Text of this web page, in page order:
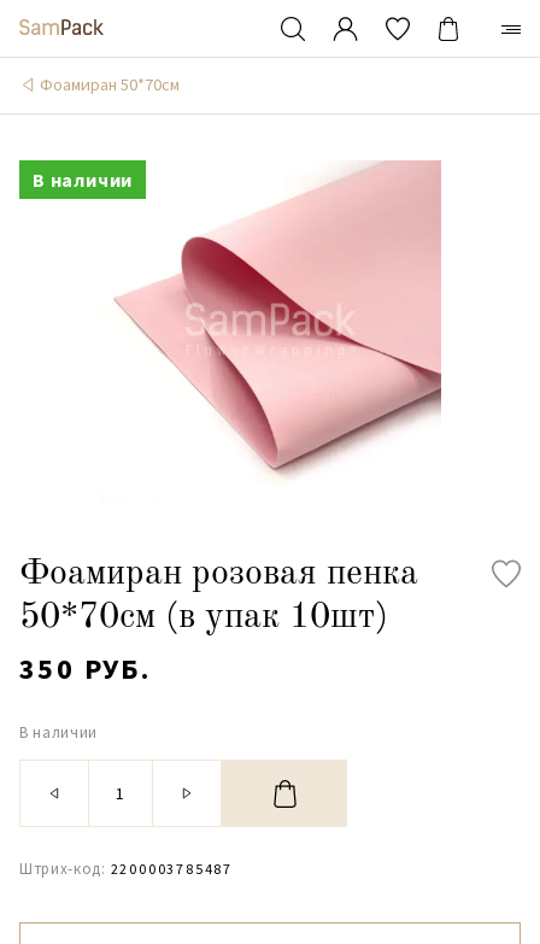
Фоамиран 50*70см
В наличии
Фоамиран розовая пенка
50*70см (в упак 10шт)
350 РУБ.
В наличии
Штрих-код: 2200003785487